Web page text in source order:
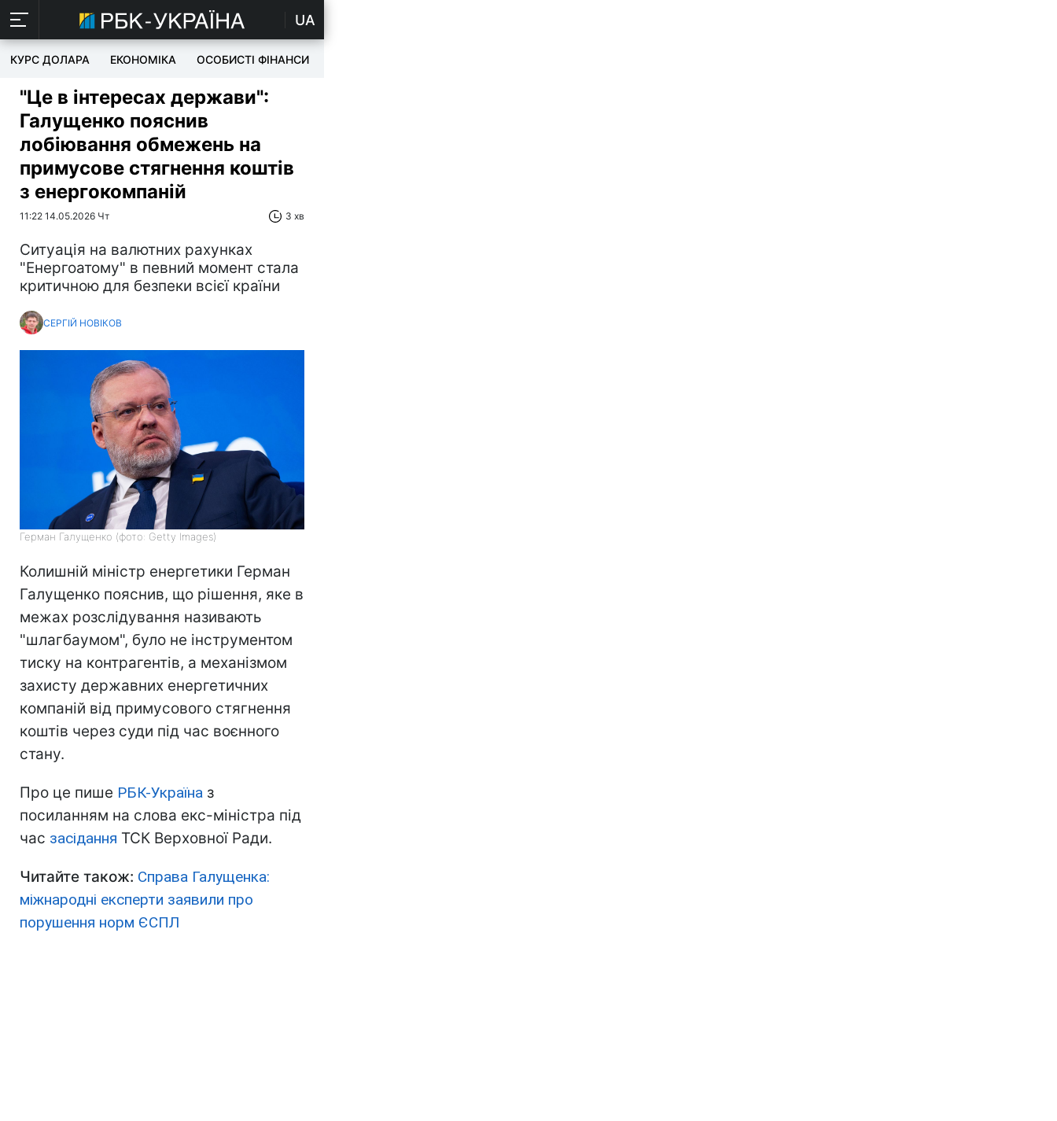
UA
КУРС ДОЛАРА ЕКОНОМІКА ОСОБИСТІ ФІНАНСИ
"Це в інтересах держави":
Галущенко пояснив
лобіювання обмежень на
примусове стягнення коштів
з енергокомпаній
11:22 14.05.2026 Чт 3 хв
Ситуація на валютних рахунках
"Енергоатому" в певний момент стала
критичною для безпеки всієї країни
СЕРГІЙ НОВІКОВ
Герман Галущенко (фото: Getty Images)
Колишній міністр енергетики Герман
Галущенко пояснив, що рішення, яке в
межах розслідування називають
"шлагбаумом", було не інструментом
тиску на контрагентів, а механізмом
захисту державних енергетичних
компаній від примусового стягнення
коштів через суди під час воєнного
стану.
Про це пише РБК-Україна з
посиланням на слова екс-міністра під
час засідання ТСК Верховної Ради.
Читайте також: Справа Галущенка:
міжнародні експерти заявили про
порушення норм ЄСПЛ